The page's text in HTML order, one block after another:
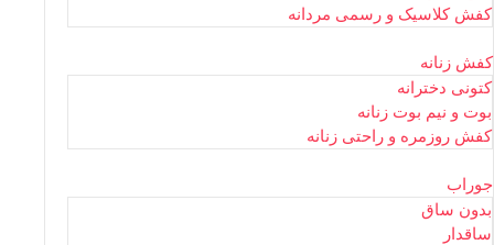
کفش کلاسیک و رسمی مردانه
کفش زنانه
کتونی دخترانه
بوت و نیم بوت زنانه
کفش روزمره و راحتی زنانه
جوراب
بدون ساق
ساقدار